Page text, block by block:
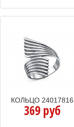
КОЛЬЦО 24017816
369 руб